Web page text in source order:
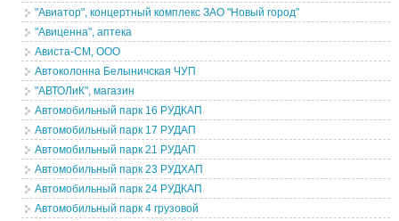
"Авиатор", концертный комплекс ЗАО "Новый город"
"Авиценна", аптека
Ависта-СМ, ООО
Автоколонна Белыничская ЧУП
"АВТОЛиК", магазин
Автомобильный парк 16 РУДКАП
Автомобильный парк 17 РУДАП
Автомобильный парк 21 РУДАП
Автомобильный парк 23 РУДХАП
Автомобильный парк 24 РУДКАП
Автомобильный парк 4 грузовой